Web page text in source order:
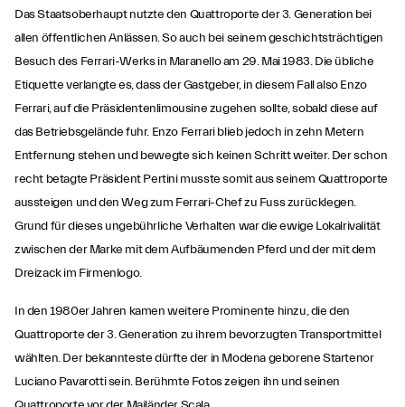
Das Staatsoberhaupt nutzte den Quattroporte der 3. Generation bei
allen öffentlichen Anlässen. So auch bei seinem geschichtsträchtigen
Besuch des Ferrari-Werks in Maranello am 29. Mai 1983. Die übliche
Etiquette verlangte es, dass der Gastgeber, in diesem Fall also Enzo
Ferrari, auf die Präsidentenlimousine zugehen sollte, sobald diese auf
das Betriebsgelände fuhr. Enzo Ferrari blieb jedoch in zehn Metern
Entfernung stehen und bewegte sich keinen Schritt weiter. Der schon
recht betagte Präsident Pertini musste somit aus seinem Quattroporte
aussteigen und den Weg zum Ferrari-Chef zu Fuss zurücklegen.
Grund für dieses ungebührliche Verhalten war die ewige Lokalrivalität
zwischen der Marke mit dem Aufbäumenden Pferd und der mit dem
Dreizack im Firmenlogo.
In den 1980er Jahren kamen weitere Prominente hinzu, die den
Quattroporte der 3. Generation zu ihrem bevorzugten Transportmittel
wählten. Der bekannteste dürfte der in Modena geborene Startenor
Luciano Pavarotti sein. Berühmte Fotos zeigen ihn und seinen